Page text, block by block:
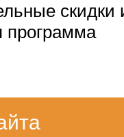
скидки
программа